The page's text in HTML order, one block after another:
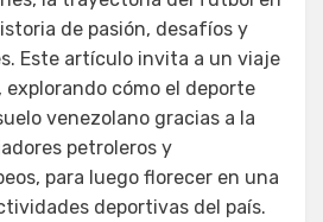
de pasión, desafíos y
Este artículo invita a un viaje
cómo el deporte
venezolano gracias a la
petroleros y
para luego florecer en una
deportivas del país.